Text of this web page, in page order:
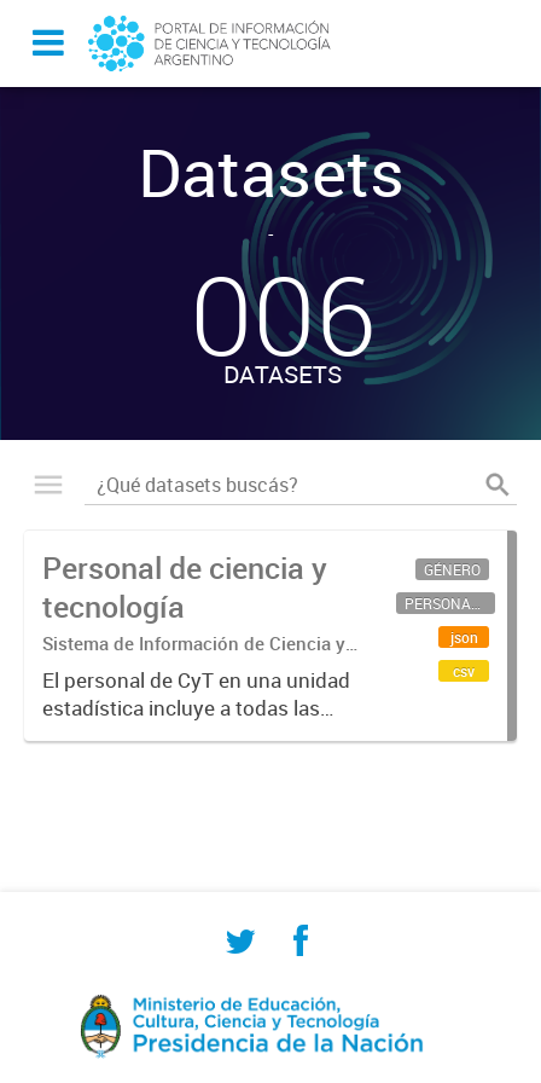
Datasets
-
006
DATASETS
Personal de ciencia y
tecnología
Sistema de Información de Ciencia y
Tecnología Argentino (SICYTAR)
El personal de CyT en una unidad
estadística incluye a todas las
personas involucradas
GÉNERO
PERSONAL CIENTÍFICO-TECNOLÓGICO
json
csv